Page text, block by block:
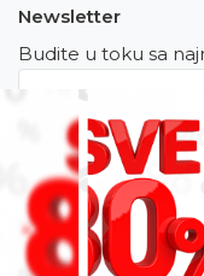
Newsletter
Budite u toku sa
Zapratite nas